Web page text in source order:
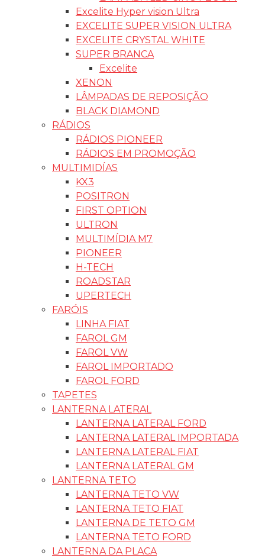
Excelite Hyper vision Ultra
EXCELITE SUPER VISION ULTRA
EXCELITE CRYSTAL WHITE
SUPER BRANCA
Excelite
XENON
LÂMPADAS DE REPOSIÇÃO
BLACK DIAMOND
RÁDIOS
RÁDIOS PIONEER
RÁDIOS EM PROMOÇÃO
MULTIMIDÍAS
KX3
POSITRON
FIRST OPTION
ULTRON
MULTIMÍDIA M7
PIONEER
H-TECH
ROADSTAR
UPERTECH
FARÓIS
LINHA FIAT
FAROL GM
FAROL VW
FAROL IMPORTADO
FAROL FORD
TAPETES
LANTERNA LATERAL
LANTERNA LATERAL FORD
LANTERNA LATERAL IMPORTADA
LANTERNA LATERAL FIAT
LANTERNA LATERAL GM
LANTERNA TETO
LANTERNA TETO VW
LANTERNA TETO FIAT
LANTERNA DE TETO GM
LANTERNA TETO FORD
LANTERNA DA PLACA